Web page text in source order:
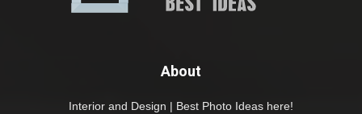
About
Interior and Design | Best Photo Ideas here!